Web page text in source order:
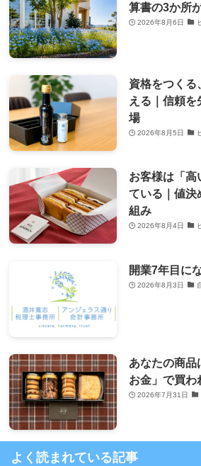
算書の3か所
2026年8月6日
資格をつくる
える｜信頼を
場
2026年8月5日
お客様は「高
ている｜値決
組み
2026年8月4日
開業7年目に
2026年8月3日
あなたの商品
お金」で買わ
2026年7月31日
よく読まれている記事